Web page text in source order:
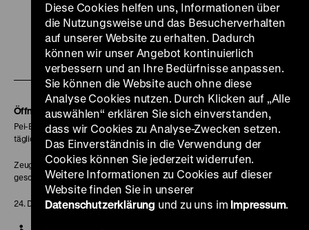
Zu
unserer
Instagram
Seite
Zu
unserer
YouTube
Seite
Zu
unserer
Facebook
Seite
Zu
unserer
LinkedIn
Seite
Zu
Seite
Zu
unserer
Soundcloud
Seite
Öffnungszeiten
Pei-Bau:
täglich 10-18 Uhr
Zeughaus:
geschlossen
24. Dezember geschlossen
Diese Cookies helfen uns, Informationen über
die Nutzungsweise und das Besucherverhalten
auf unserer Website zu erhalten. Dadurch
können wir unser Angebot kontinuierlich
verbessern und an Ihre Bedürfnisse anpassen.
Sie können die Website auch ohne diese
Analyse Cookies nutzen. Durch Klicken auf „Alle
auswählen“ erklären Sie sich einverstanden,
dass wir Cookies zu Analyse-Zwecken setzen.
Das Einverständnis in die Verwendung der
Cookies können Sie jederzeit widerrufen.
Weitere Informationen zu Cookies auf dieser
Website finden Sie in unserer
Datenschutzerklärung und zu uns im Impressum.